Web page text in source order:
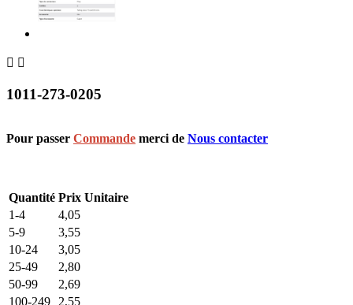
 
1011-273-0205
Pour passer Commande merci de Nous contacter
Quantité Prix Unitaire
1-4
4,05
5-9
3,55
10-24
3,05
25-49
2,80
50-99
2,69
100-249 2,55